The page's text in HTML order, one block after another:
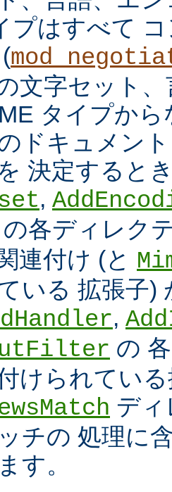
プはすべて
文字セット
タイプか
ドキュメン
決定すると
,
の各ディレク
連付け (と
いる 拡張子)
,
の
けられてい
デ
チの 処理に
す。